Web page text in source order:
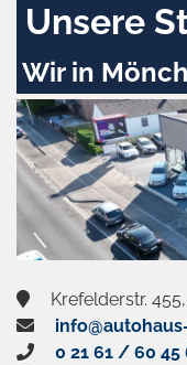
Unsere
Wir in
Krefelderstr.
0 21 61 / 60 45